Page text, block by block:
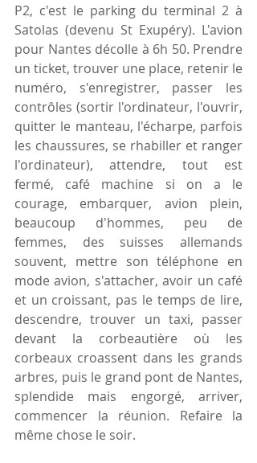
P2, c'est le parking du terminal 2 à
Satolas (devenu St Exupéry). L'avion
pour Nantes décolle à 6h 50. Prendre
un ticket, trouver une place, retenir le
numéro, s'enregistrer, passer les
contrôles (sortir l'ordinateur, l'ouvrir,
quitter le manteau, l'écharpe, parfois
les chaussures, se rhabiller et ranger
l'ordinateur), attendre, tout est
fermé, café machine si on a le
courage, embarquer, avion plein,
beaucoup d'hommes, peu de
femmes, des suisses allemands
souvent, mettre son téléphone en
mode avion, s'attacher, avoir un café
et un croissant, pas le temps de lire,
descendre, trouver un taxi, passer
devant la corbeautière où les
corbeaux croassent dans les grands
arbres, puis le grand pont de Nantes,
splendide mais engorgé, arriver,
commencer la réunion. Refaire la
même chose le soir.